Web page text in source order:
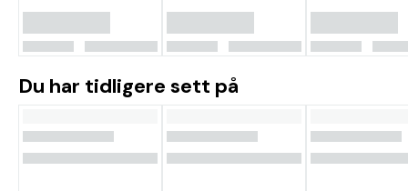
Du har tidligere sett på